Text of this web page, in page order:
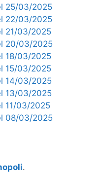
25/03/2025
22/03/2025
21/03/2025
20/03/2025
18/03/2025
15/03/2025
14/03/2025
13/03/2025
11/03/2025
08/03/2025
.